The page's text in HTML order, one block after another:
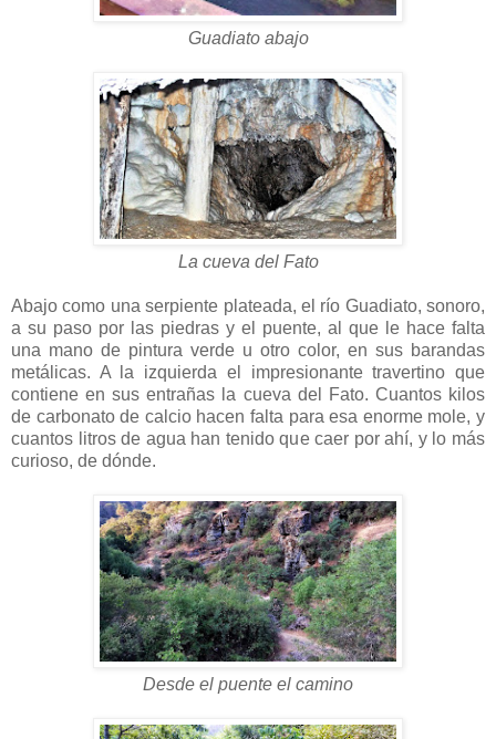
Guadiato abajo
La cueva del Fato
Abajo como una serpiente plateada, el río Guadiato, sonoro,
a su paso por las piedras y el puente, al que le hace falta
una mano de pintura verde u otro color, en sus barandas
metálicas. A la izquierda el impresionante travertino que
contiene en sus entrañas la cueva del Fato. Cuantos kilos
de carbonato de calcio hacen falta para esa enorme mole, y
cuantos litros de agua han tenido que caer por ahí, y lo más
curioso, de dónde.
Desde el puente el camino